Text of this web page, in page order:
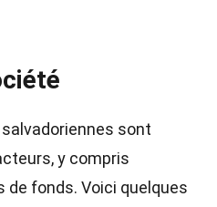
sont
y compris
de fonds. Voici quelques